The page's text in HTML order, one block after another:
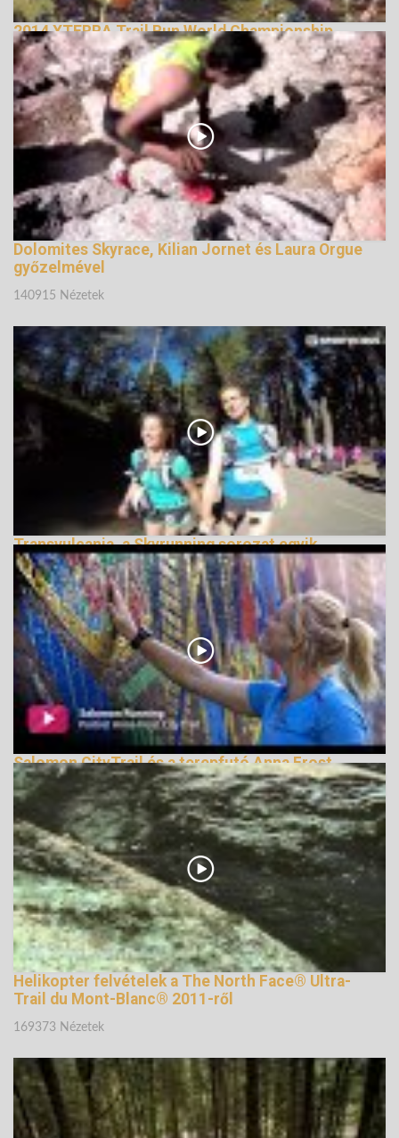
2014 XTERRA Trail Run World Championship
147722 Nézetek
Dolomites Skyrace, Kilian Jornet és Laura Orgue
győzelmével
140915 Nézetek
Transvulcania, a Skyrunning sorozat egyik
legszebb futama
150145 Nézetek
Salomon CityTrail és a terepfutó Anna Frost
164856 Nézetek
Helikopter felvételek a The North Face® Ultra-
Trail du Mont-Blanc® 2011-ről
169373 Nézetek